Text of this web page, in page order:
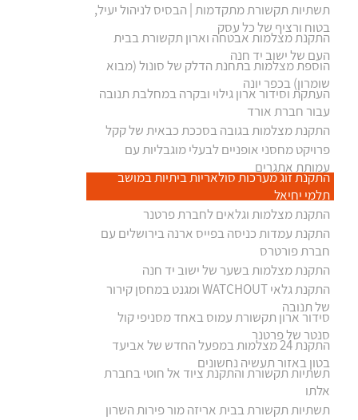
תשתיות תקשורת מתקדמות | הבסיס לניהול יעיל,
בטוח ורציף של כל עסק
התקנת מצלמות אבטחה וארון תקשורת בבית
העם של ישוב יד חנה
הוספת מצלמות בתחנת הדלק של סונול (מבוא
שומרון) בכפר יונה
העתקת וסידור ארון גילוי ובקרה במחלבת תנובה
עבור חברת אורד
התקנת מצלמות בגובה בסככת כבאית של קקל
פרויקט מחסני אופניים לבעלי מוגבליות עם
עמותת אתגרים
התקנת זוג מערכות סולאריות ביתיות במושב
תלמי יחיאל
התקנת מצלמות וגלאים לחברת פרטנר
התקנת עמדות כניסה בפייס ארנה בירושלים עם
חברת פורטרס
התקנת מצלמות בשער של ישוב יד חנה
התקנת גלאי WATCHOUT ומגנט במחסן קירור
של תנובה
סידור ארון תקשורת עמוס באחד מסניפי קול
סנטר של פרטנר
התקנת 24 מצלמות במפעל החדש של אביעד
בטון באזור תעשיה נחשונים
תשתיות תקשורת והתקנת ציוד אל חוטי בחברת
אלתו
תשתיות תקשורת בבית אריזה מור פירות השרון